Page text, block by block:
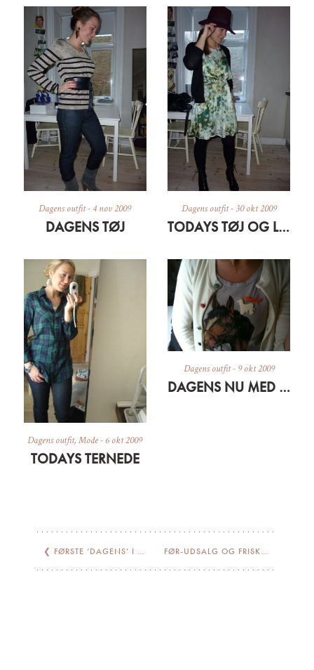
Dagens outfit-4 nov 2009
DAGENS TØJ
Dagens outfit-30 okt 2009
TODAYS TØJ OG LIDT OM EN SILKESÆL
Dagens outfit,Mode- 6 okt 2009
TODAYS TERNEDE
Dagens outfit- 9 okt 2009
DAGENS NU MED DYR
❮ FØRSTE ‘DAGENS’ I HUNDREDE ÅR… NÆSTEN FØR-UDSALG OG FRISKE JORDBÆR